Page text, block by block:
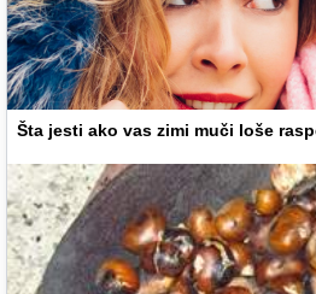
Šta jesti ako vas zimi muči loše